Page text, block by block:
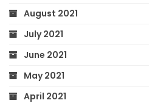
August 2021
July 2021
June 2021
May 2021
April 2021